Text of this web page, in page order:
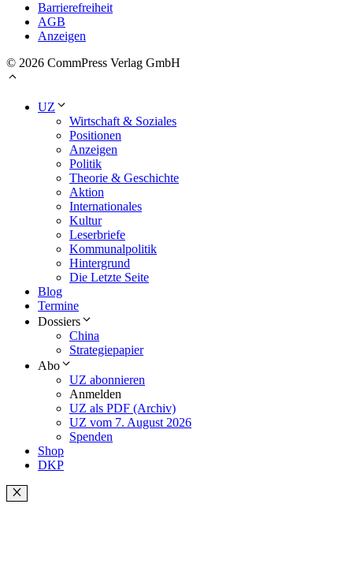
Barrierefreiheit
AGB
Anzeigen
© 2026 CommPress Verlag GmbH
UZ
Wirtschaft & Soziales
Positionen
Anzeigen
Politik
Theorie & Geschichte
Aktion
Internationales
Kultur
Leserbriefe
Kommunalpolitik
Hintergrund
Die Letzte Seite
Blog
Termine
Dossiers
China
Strategiepapier
Abo
UZ abonnieren
Anmelden
UZ als PDF (Archiv)
UZ vom 7. August 2026
Spenden
Shop
DKP
Schließen